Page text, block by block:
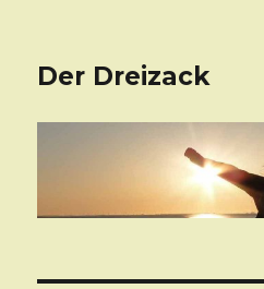
Der Dreizack